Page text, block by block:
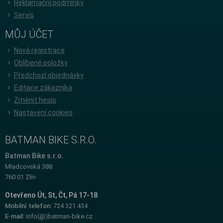
Reklamační podmínky
Servis
MŮJ ÚČET
Nová registrace
Oblíbené položky
Předchozí objednávky
Editace zákazníka
Změnit heslo
Nastavení cookies
BATMAN BIKE S.R.O.
Batman Bike s.r.o.
Mladcovská 388
760 01 Zlín
Otevřeno Út, St, Čt, Pá 17-18
Mobilní telefon: 724 321 434
E-mail: info(@)batman-bike.cz